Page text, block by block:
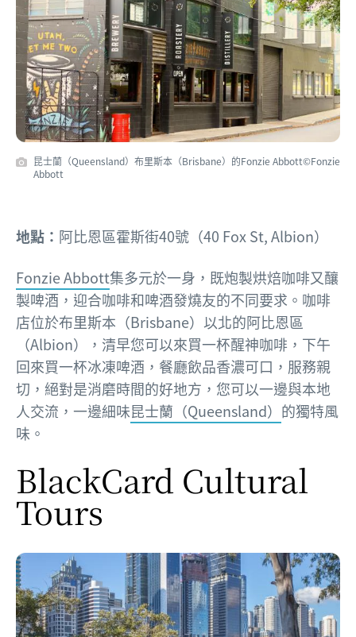
昆士蘭（Queensland）布里斯本（Brisbane）的Fonzie Abbott©Fonzie
Abbott
地點： 阿比恩區霍斯街40號（40 Fox St, Albion）
Fonzie Abbott集多元於一身，既炮製烘焙咖啡又釀
製啤酒，迎合咖啡和啤酒發燒友的不同要求。咖啡
店位於布里斯本（Brisbane）以北的阿比恩區
（Albion），清早您可以來買一杯醒神咖啡，下午
回來買一杯冰凍啤酒，餐廳飲品香濃可口，服務親
切，絕對是消磨時間的好地方，您可以一邊與本地
人交流，一邊細味昆士蘭（Queensland） 的獨特風
味。
BlackCard Cultural
Tours